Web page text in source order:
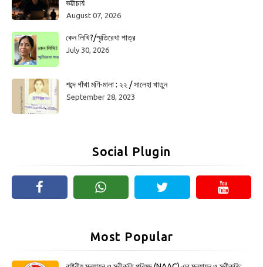
ভট্টাচার্য
August 07, 2026
কেন লিখি?/স্মৃতিরেখা পাত্র
July 30, 2026
শব্দে গাঁথা মণি-মালা : ২২ / সালেহা খাতুন
September 28, 2023
Social Plugin
Most Popular